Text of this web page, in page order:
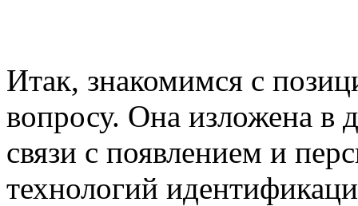
Итак, знакомимся с
вопросу. Она изложена в
связи с появлением и
технологий